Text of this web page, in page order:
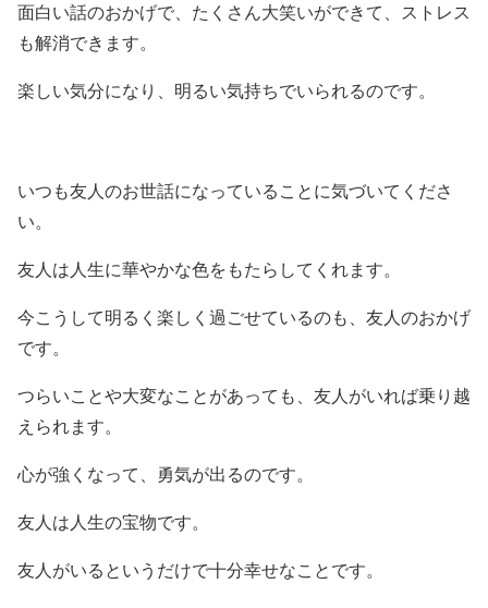
面白い話のおかげで、たくさん大笑いができて、ストレス
も解消できます。
楽しい気分になり、明るい気持ちでいられるのです。
いつも友人のお世話になっていることに気づいてくださ
い。
友人は人生に華やかな色をもたらしてくれます。
今こうして明るく楽しく過ごせているのも、友人のおかげ
です。
つらいことや大変なことがあっても、友人がいれば乗り越
えられます。
心が強くなって、勇気が出るのです。
友人は人生の宝物です。
友人がいるというだけで十分幸せなことです。